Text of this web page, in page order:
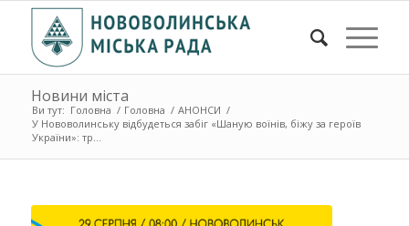
Новини міста
Ви тут: Головна / Головна / АНОНСИ /
У Нововолинську відбудеться забіг «Шаную воїнів, біжу за героїв
України»: тр...